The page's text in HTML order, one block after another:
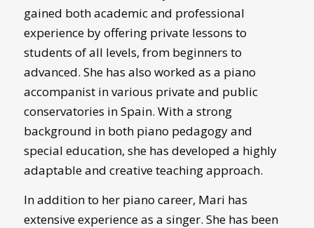
gained both academic and professional
experience by offering private lessons to
students of all levels, from beginners to
advanced. She has also worked as a piano
accompanist in various private and public
conservatories in Spain. With a strong
background in both piano pedagogy and
special education, she has developed a highly
adaptable and creative teaching approach.
In addition to her piano career, Mari has
extensive experience as a singer. She has been